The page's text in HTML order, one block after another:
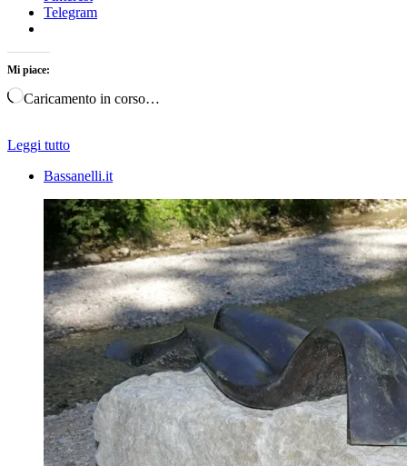
Telegram
Mi piace:
Caricamento in corso…
Leggi tutto
Bassanelli.it